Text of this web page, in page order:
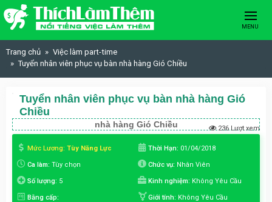
Skip to content
MENU
Trang chủ
Việc làm part-time
Tuyển nhân viên phục vụ bàn nhà hàng Gió Chiều
Tuyển nhân viên phục vụ bàn nhà hàng Gió
Chiều
nhà hàng Gió Chiều 236 Lượt xem
Mức Lương: Tùy Năng Lực Thời Hạn: 01/04/2018
Ca làm: Tùy chọn Chức vụ: Nhân Viên
Số lượng: 5 Kinh nghiệm: Không Yêu Cầu
Bằng cấp: Giới tính: Không Yêu Cầu